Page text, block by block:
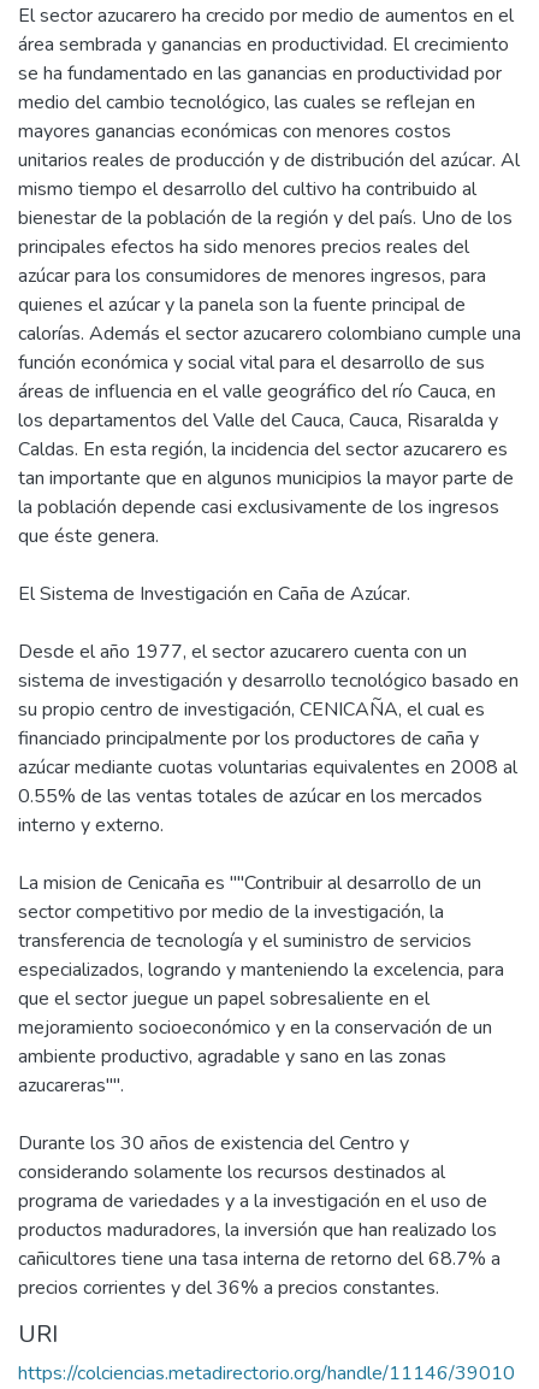
El sector azucarero ha crecido por medio de aumentos en el
área sembrada y ganancias en productividad. El crecimiento
se ha fundamentado en las ganancias en productividad por
medio del cambio tecnológico, las cuales se reflejan en
mayores ganancias económicas con menores costos
unitarios reales de producción y de distribución del azúcar. Al
mismo tiempo el desarrollo del cultivo ha contribuido al
bienestar de la población de la región y del país. Uno de los
principales efectos ha sido menores precios reales del
azúcar para los consumidores de menores ingresos, para
quienes el azúcar y la panela son la fuente principal de
calorías. Además el sector azucarero colombiano cumple una
función económica y social vital para el desarrollo de sus
áreas de influencia en el valle geográfico del río Cauca, en
los departamentos del Valle del Cauca, Cauca, Risaralda y
Caldas. En esta región, la incidencia del sector azucarero es
tan importante que en algunos municipios la mayor parte de
la población depende casi exclusivamente de los ingresos
que éste genera.
El Sistema de Investigación en Caña de Azúcar.
Desde el año 1977, el sector azucarero cuenta con un
sistema de investigación y desarrollo tecnológico basado en
su propio centro de investigación, CENICAÑA, el cual es
financiado principalmente por los productores de caña y
azúcar mediante cuotas voluntarias equivalentes en 2008 al
0.55% de las ventas totales de azúcar en los mercados
interno y externo.
La mision de Cenicaña es ""Contribuir al desarrollo de un
sector competitivo por medio de la investigación, la
transferencia de tecnología y el suministro de servicios
especializados, logrando y manteniendo la excelencia, para
que el sector juegue un papel sobresaliente en el
mejoramiento socioeconómico y en la conservación de un
ambiente productivo, agradable y sano en las zonas
azucareras"".
Durante los 30 años de existencia del Centro y
considerando solamente los recursos destinados al
programa de variedades y a la investigación en el uso de
productos maduradores, la inversión que han realizado los
cañicultores tiene una tasa interna de retorno del 68.7% a
precios corrientes y del 36% a precios constantes.
URI
https://colciencias.metadirectorio.org/handle/11146/39010